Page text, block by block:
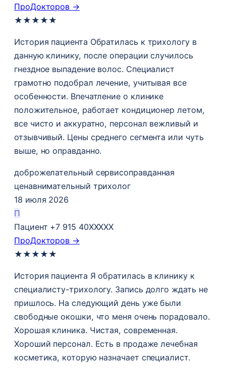
ПроДокторов →
★ ★ ★ ★ ★
История пациента Обратилась к трихологу в
данную клинику, после операции случилось
гнездное выпадение волос​. Специалист
грамотно подобрал лечение, учитывая все
особенности. Впечатление о клинике
положительное, работает кондиционер летом,
все чисто и аккуратно, персонал вежливый и
отзывчивый. Цены среднего сегмента или чуть
выше, но оправданно.
доброжелательный сервисоправданная
ценавнимательный трихолог
18 июля 2026
П
Пациент +7 915 40XXXXX
ПроДокторов →
★ ★ ★ ★ ★
История пациента Я обратилась в клинику к
специалисту-трихологу. Запись долго ждать не
пришлось. На следующий день уже были
свободные окошки, что меня очень порадовало.
Хорошая клиника. Чистая, современная.
Хороший персонал. Есть в продаже лечебная
косметика, которую назначает специалист.